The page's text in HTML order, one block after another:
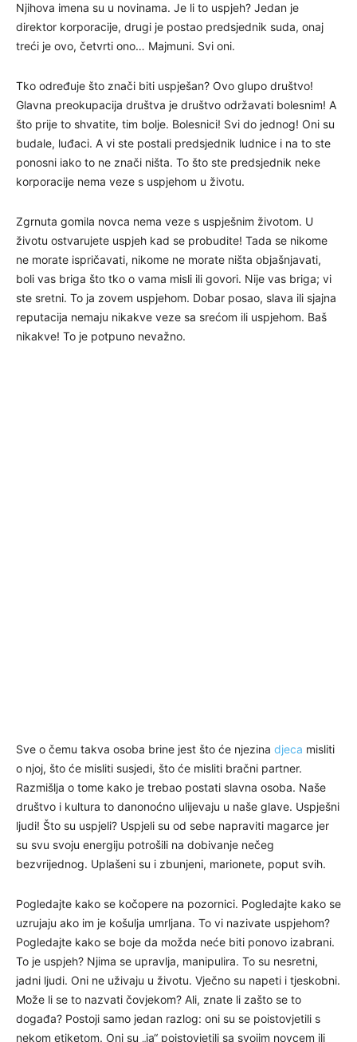
Njihova imena su u novinama. Je li to uspjeh? Jedan je
direktor korporacije, drugi je postao predsjednik suda, onaj
treći je ovo, četvrti ono… Majmuni. Svi oni.
Tko određuje što znači biti uspješan? Ovo glupo društvo!
Glavna preokupacija društva je društvo održavati bolesnim! A
što prije to shvatite, tim bolje. Bolesnici! Svi do jednog! Oni su
budale, luđaci. A vi ste postali predsjednik ludnice i na to ste
ponosni iako to ne znači ništa. To što ste predsjednik neke
korporacije nema veze s uspjehom u životu.
Zgrnuta gomila novca nema veze s uspješnim životom. U
životu ostvarujete uspjeh kad se probudite! Tada se nikome
ne morate ispričavati, nikome ne morate ništa objašnjavati,
boli vas briga što tko o vama misli ili govori. Nije vas briga; vi
ste sretni. To ja zovem uspjehom. Dobar posao, slava ili sjajna
reputacija nemaju nikakve veze sa srećom ili uspjehom. Baš
nikakve! To je potpuno nevažno.
Sve o čemu takva osoba brine jest što će njezina djeca misliti
o njoj, što će misliti susjedi, što će misliti bračni partner.
Razmišlja o tome kako je trebao postati slavna osoba. Naše
društvo i kultura to danonoćno ulijevaju u naše glave. Uspješni
ljudi! Što su uspjeli? Uspjeli su od sebe napraviti magarce jer
su svu svoju energiju potrošili na dobivanje nečeg
bezvrijednog. Uplašeni su i zbunjeni, marionete, poput svih.
Pogledajte kako se kočopere na pozornici. Pogledajte kako se
uzrujaju ako im je košulja umrljana. To vi nazivate uspjehom?
Pogledajte kako se boje da možda neće biti ponovo izabrani.
To je uspjeh? Njima se upravlja, manipulira. To su nesretni,
jadni ljudi. Oni ne uživaju u životu. Vječno su napeti i tjeskobni.
Može li se to nazvati čovjekom? Ali, znate li zašto se to
događa? Postoji samo jedan razlog: oni su se poistovjetili s
nekom etiketom. Oni su „ja“ poistovjetili sa svojim novcem ili